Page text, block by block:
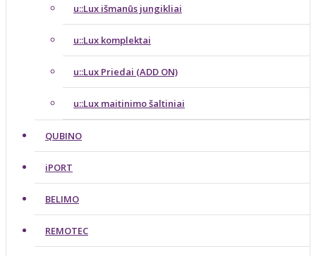
u::Lux išmanūs jungikliai
u::Lux komplektai
u::Lux Priedai (ADD ON)
u::Lux maitinimo šaltiniai
QUBINO
iPORT
BELIMO
REMOTEC